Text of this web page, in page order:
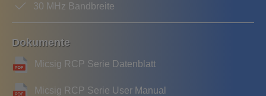
30 MHz Bandbreite
Dokumente
Micsig RCP Serie Datenblatt
Micsig RCP Serie User Manual